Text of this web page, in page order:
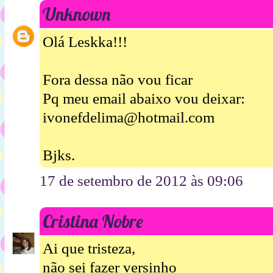
Unknown
Olá Leskka!!!
Fora dessa não vou ficar
Pq meu email abaixo vou deixar:
ivonefdelima@hotmail.com
Bjks.
17 de setembro de 2012 às 09:06
Cristina Nobre
Ai que tristeza,
não sei fazer versinho